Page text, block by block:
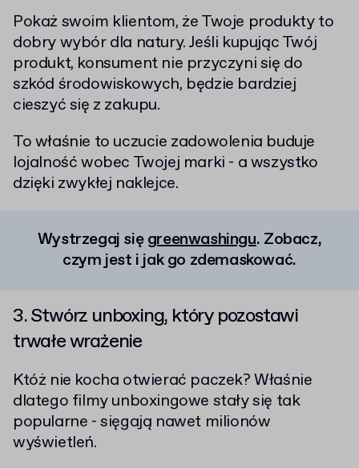
Pokaż swoim klientom, że Twoje produkty to
dobry wybór dla natury. Jeśli kupując Twój
produkt, konsument nie przyczyni się do
szkód środowiskowych, będzie bardziej
cieszyć się z zakupu.
To właśnie to uczucie zadowolenia buduje
lojalność wobec Twojej marki - a wszystko
dzięki zwykłej naklejce.
Wystrzegaj sięgreenwashingu. Zobacz,
czym jest i jak go zdemaskować.
3. Stwórz unboxing, który pozostawi
trwałe wrażenie
Któż nie kocha otwierać paczek? Właśnie
dlatego filmy unboxingowe stały się tak
popularne - sięgają nawet milionów
wyświetleń.